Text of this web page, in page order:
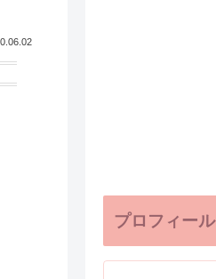
プロフィール